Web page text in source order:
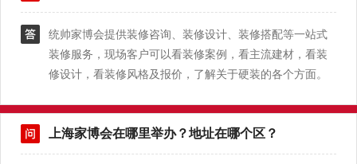
统帅家博会提供装修咨询、装修设计、装修搭配等一站式
装修服务，现场客户可以看装修案例，看主流建材，看装
修设计，看装修风格及报价，了解关于硬装的各个方面。
上海家博会在哪里举办？地址在哪个区？